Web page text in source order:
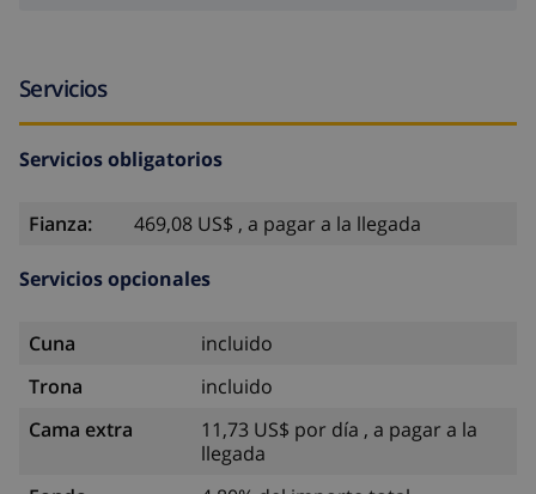
Servicios
Servicios obligatorios
Fianza: 469,08 US$ , a pagar a la llegada
Servicios opcionales
Cuna
incluido
Trona
incluido
Cama extra
11,73 US$ por día , a pagar a la
llegada